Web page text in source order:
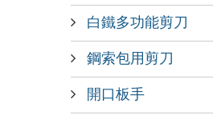
白鐵多功能剪刀
鋼索包用剪刀
開口板手